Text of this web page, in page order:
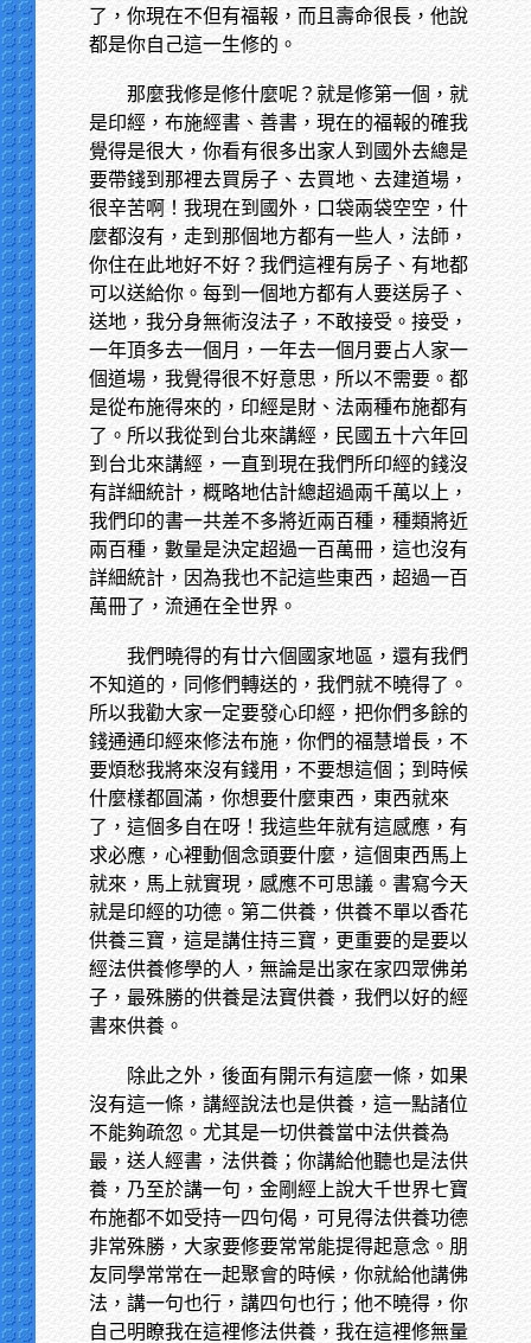
了，你現在不但有福報，而且壽命很長，他說
都是你自己這一生修的。
那麼我修是修什麼呢？就是修第一個，就
是印經，布施經書、善書，現在的福報的確我
覺得是很大，你看有很多出家人到國外去總是
要帶錢到那裡去買房子、去買地、去建道場，
很辛苦啊！我現在到國外，口袋兩袋空空，什
麼都沒有，走到那個地方都有一些人，法師，
你住在此地好不好？我們這裡有房子、有地都
可以送給你。每到一個地方都有人要送房子、
送地，我分身無術沒法子，不敢接受。接受，
一年頂多去一個月，一年去一個月要占人家一
個道場，我覺得很不好意思，所以不需要。都
是從布施得來的，印經是財、法兩種布施都有
了。所以我從到台北來講經，民國五十六年回
到台北來講經，一直到現在我們所印經的錢沒
有詳細統計，概略地估計總超過兩千萬以上，
我們印的書一共差不多將近兩百種，種類將近
兩百種，數量是決定超過一百萬冊，這也沒有
詳細統計，因為我也不記這些東西，超過一百
萬冊了，流通在全世界。
我們曉得的有廿六個國家地區，還有我們
不知道的，同修們轉送的，我們就不曉得了。
所以我勸大家一定要發心印經，把你們多餘的
錢通通印經來修法布施，你們的福慧增長，不
要煩愁我將來沒有錢用，不要想這個；到時候
什麼樣都圓滿，你想要什麼東西，東西就來
了，這個多自在呀！我這些年就有這感應，有
求必應，心裡動個念頭要什麼，這個東西馬上
就來，馬上就實現，感應不可思議。書寫今天
就是印經的功德。第二供養，供養不單以香花
供養三寶，這是講住持三寶，更重要的是要以
經法供養修學的人，無論是出家在家四眾佛弟
子，最殊勝的供養是法寶供養，我們以好的經
書來供養。
除此之外，後面有開示有這麼一條，如果
沒有這一條，講經說法也是供養，這一點諸位
不能夠疏忽。尤其是一切供養當中法供養為
最，送人經書，法供養；你講給他聽也是法供
養，乃至於講一句，金剛經上說大千世界七寶
布施都不如受持一四句偈，可見得法供養功德
非常殊勝，大家要修要常常能提得起意念。朋
友同學常常在一起聚會的時候，你就給他講佛
法，講一句也行，講四句也行；他不曉得，你
自己明瞭我在這裡修法供養，我在這裡修無量